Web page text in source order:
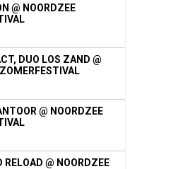
@ NOORDZEE
DUO LOS ZAND @
@ NOORDZEE
RELOAD @ NOORDZEE